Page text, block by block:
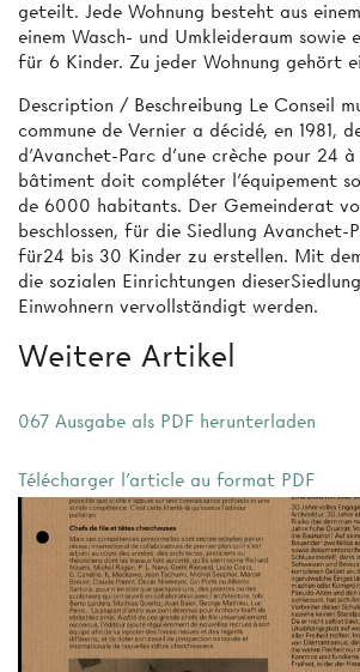
geteilt. Jede Wohnung besteht aus
einem Wasch- und Umkleideraum sowie
für 6 Kinder. Zu jeder Wohnung gehört
Description / Beschreibung Le Conseil
commune de Vernier a décidé, en 1981,
d'Avanchet-Parc d'une crèche pour 24
bâtiment doit compléter l'équipement
de 6000 habitants. Der Gemeinderat
beschlossen, für die Siedlung Avanchet-
für24 bis 30 Kinder zu erstellen. Mit
die sozialen Einrichtungen
Einwohnern vervollständigt werden.
Weitere Artikel
067 Ausgabe als PDF herunterladen
Télécharger l'article au format PDF